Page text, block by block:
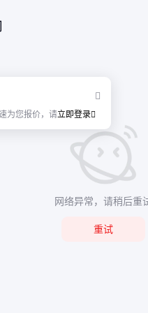
为您报价，请立即登录
网络异常，请稍后重
重试